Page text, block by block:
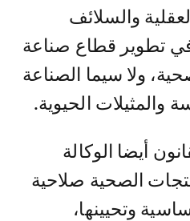
والسلائف
في تطوير قطاع صناعة
ولا سيما الصناعة
والمثيلات الحيوية.
أيضا الوكالة
الصحية صلاحية
وتحيينها،